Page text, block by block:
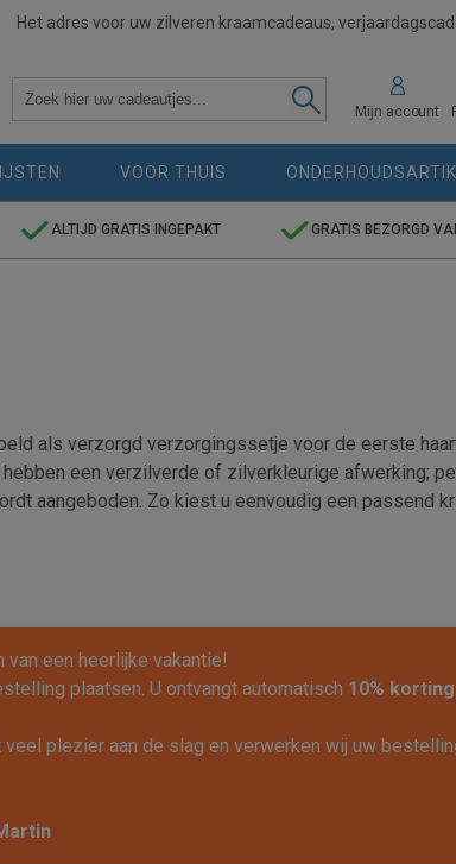
Het adres voor uw zilveren kraamcadeaus,
Mijn account
VOOR THUIS
ALTIJD GRATIS INGEPAKT GRATIS BEZORGD
als verzorgd verzorgingssetje voor de eerste
een verzilverde of zilverkleurige afwerking;
aangeboden. Zo kiest u eenvoudig een passend
een heerlijke vakantie!
plaatsen. U ontvangt automatisch 10%
veel plezier aan de slag en verwerken wij uw